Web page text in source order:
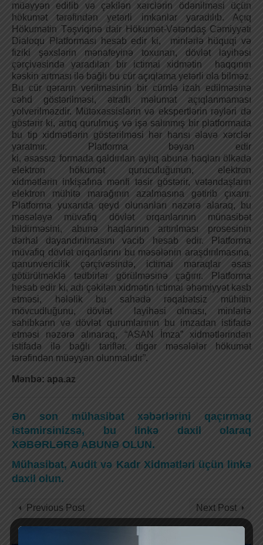
müəyyən edilib və çəkilən xərclərin ödənilməsi üçün
hökumət tərəfindən yetərli imkanlar yaradılıb. Açıq
Hökumətin Təşviqinə dair Hökumət-Vətəndaş Cəmiyyəti
Dialoqu Platforması hesab edir ki, minlərlə hüquqi və
fiziki şəxslərin mənafeyinə toxunan, dövlət layihəsi
çərçivəsində yaradılan bir ictimai xidmətin haqqının
kəskin artması ilə bağlı bu cür açıqlama yetərli ola bilməz.
Bu cür qərarın verilməsinin bir cümlə izah edilməsinə
cəhd göstərilməsi, ətraflı məlumat açıqlanmaması
yolverilməzdir. Mütəxəssislərin və ekspertlərin rəyləri də
göstərir ki, artıq qurulmuş və işə salınmış bir platformada
bu tip xidmətlərin göstərilməsi hər hansı əlavə xərclər
yaratmır. Platforma bəyan edir
ki, əsassız formada qaldırılan aylıq abunə haqları ölkədə
elektron hökumət quruculuğunun, elektron
xidmətlərin inkişafına mənfi təsir göstərir, vətəndaşların
elektron mühitə marağının azalmasına gətirib çıxarır.
Platforma yuxarıda qeyd olunanları nəzərə alaraq, bu
məsələyə müvafiq dövlət orqanlarının münasibət
bildirməsini, abunə haqlarının artırılması prosesinin
dərhal dayandırılmasını vacib hesab edir. Platforma
müvafiq dövlət orqanlarını bu məsələnin araşdırılmasına,
qanunvericilik çərçivəsində, ictimai maraqlar əsas
götürülməklə tədbirlər görülməsinə çağırır. Platforma
hesab edir ki, adı çəkilən xidmətin ictimai əhəmiyyət kəsb
etməsi, hələlik bu sahədə rəqabətsiz mühitin
mövcudluğunu, dövlət layihəsi olması, minlərlə
sahibkarın və dövlət qurumlarının bu imzadan istifadə
etməsi nəzərə alınaraq, “ASAN İmza” xidmətlərindən
istifadə ilə bağlı tariflər, digər məsələlər hökumət
tərəfindən müəyyən olunmalıdır”.
Mənbə: apa.az
Ən son mühasibat xəbərlərini qaçırmaq
istəmirsinizsə, bu linkə daxil olaraq
XƏBƏRLƏRƏ ABUNƏ OLUN.
Mühasibat, Audit və Kadr Xidmətləri üçün linkə
daxil olun.
Previous Post Next Post